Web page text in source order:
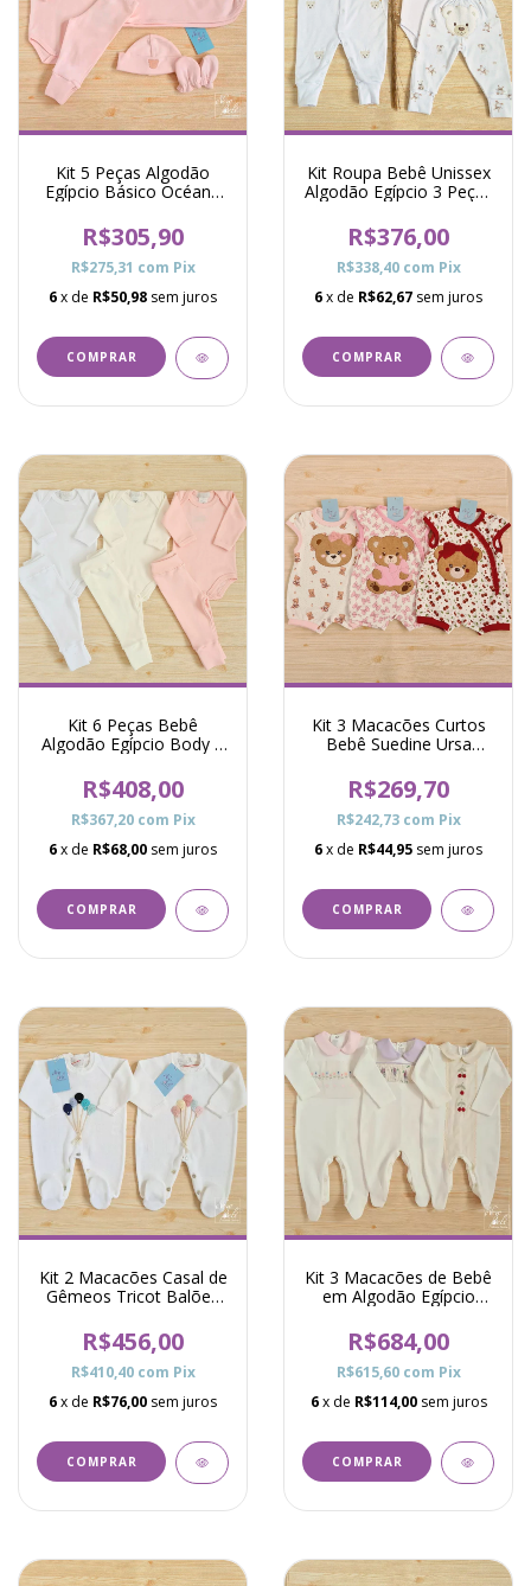
Kit 5 Peças Algodão
Egípcio Básico Océane
R$305,90
R$275,31 com Pix
6x de R$50,98 sem juros
COMPRAR
Kit Roupa Bebê Unissex
Algodão Egípcio 3 Peças
R$376,00
R$338,40 com Pix
6x de R$62,67 sem juros
COMPRAR
Kit 6 Peças Bebê
Algodão Egípcio Body e
Menina Rosa
R$408,00
R$367,20 com Pix
6x de R$68,00 sem juros
COMPRAR
Kit 3 Macacões Curtos
Bebê Suedine Ursa
Cerejinha Pró - Colorido
R$269,70
R$242,73 com Pix
6x de R$44,95 sem juros
COMPRAR
Kit 2 Macacões Casal de
Gêmeos Tricot Balões
R$456,00
R$410,40 com Pix
6x de R$76,00 sem juros
COMPRAR
Kit 3 Macacões de Bebê
em Algodão Egípcio
R$684,00
R$615,60 com Pix
6 x de R$114,00 sem juros
COMPRAR